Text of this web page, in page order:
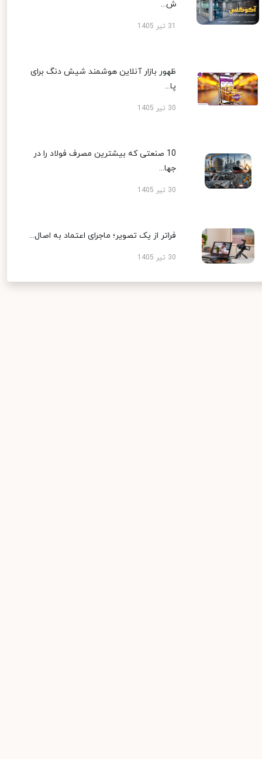
ش...
ظهور بازار آنلاین هوشمند شیش دنگ برای
پا...
30 تیر 1405
10 صنعتی که بیشترین مصرف فولاد را در
جها...
30 تیر 1405
فراتر از یک تصویر؛ ماجرای اعتماد به اصال...
30 تیر 1405